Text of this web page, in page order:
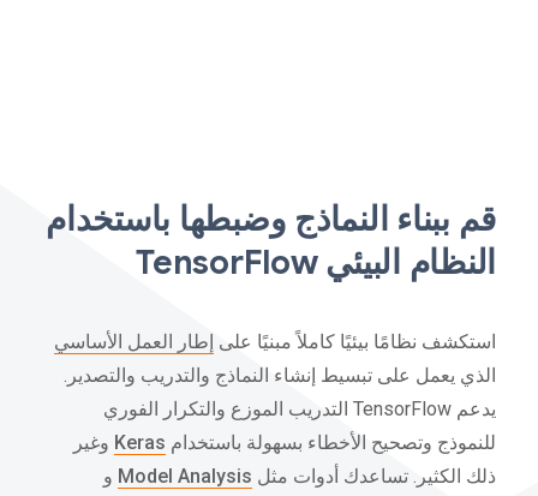
قم ببناء النماذج وضبطها باستخدام
النظام البيئي TensorFlow
استكشف نظامًا بيئيًا كاملاً مبنيًا على إطار العمل الأساسي
الذي يعمل على تبسيط إنشاء النماذج والتدريب والتصدير.
يدعم TensorFlow التدريب الموزع والتكرار الفوري
للنموذج وتصحيح الأخطاء بسهولة باستخدام Keras وغير
ذلك الكثير. تساعدك أدوات مثل Model Analysis و